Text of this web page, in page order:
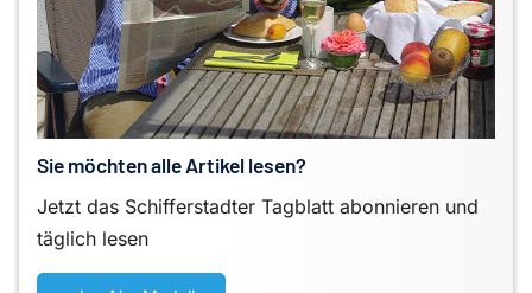
Sie möchten alle Artikel lesen?
Jetzt das Schifferstadter Tagblatt abonnieren und
täglich lesen